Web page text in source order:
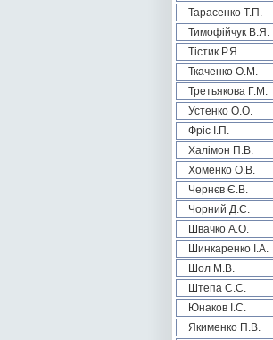
Тарасенко Т.П.
Тимофійчук В.Я.
Тістик Р.Я.
Ткаченко О.М.
Третьякова Г.М.
Устенко О.О.
Фріс І.П.
Халімон П.В.
Хоменко О.В.
Чернєв Є.В.
Чорний Д.С.
Швачко А.О.
Шинкаренко І.А.
Шол М.В.
Штепа С.С.
Юнаков І.С.
Якименко П.В.